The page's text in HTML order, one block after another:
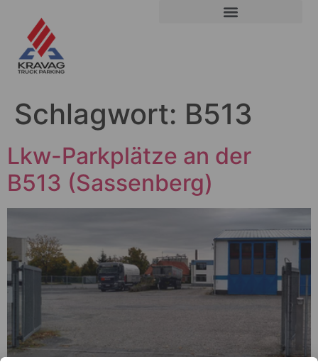
Schlagwort: B513
Lkw-Parkplätze an der
B513 (Sassenberg)